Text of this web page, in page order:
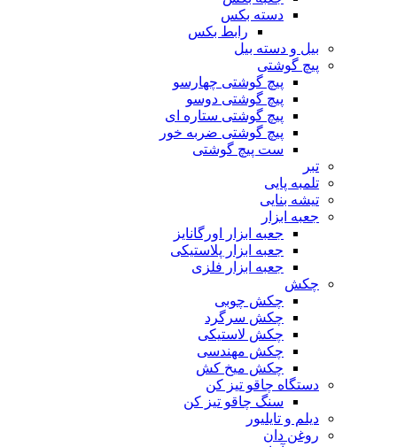
دسته بکس
رابط بکس
بیل و دسته بیل
پیچ گوشتی
پیچ گوشتی چهارسو
پیچ گوشتی دوسو
پیچ گوشتی ستاره‌ ای
پیچ گوشتی ضربه خور
ست پیچ گوشتی
تبر
تلمبه پایی
تیشه بنایی
جعبه ابزار
جعبه ابزار اورگانایز
جعبه ابزار پلاستیکی
جعبه ابزار فلزی
چکش
چکش چوبی
چکش سرگرد
چکش لاستیکی
چکش مهندسی
چکش میخ کش
دستگاه چاقو تیز کن
سنگ چاقو تیز کن
دیلم و تایلیور
روغن دان